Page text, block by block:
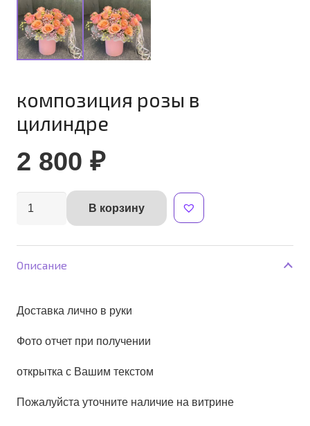
композиция розы в
цилиндре
2 800 ₽
Количество
В корзину
Alternative:
Описание
Доставка лично в руки
Фото отчет при получении
открытка с Вашим текстом
Пожалуйста уточните наличие на витрине